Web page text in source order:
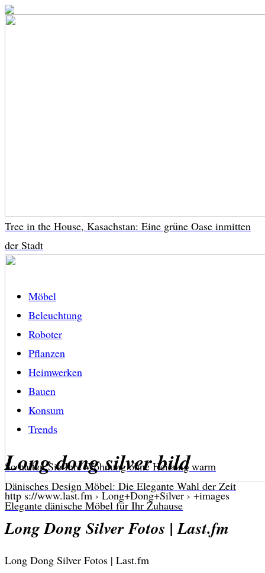
Tree in the House, Kasachstan: Eine grüne Oase inmitten
der Stadt
So halten Sie Ihre Wohnung ohne Heizung warm
Dänisches Design Möbel: Die Elegante Wahl der Zeit
Elegante dänische Möbel für Ihr Zuhause
Möbel
Beleuchtung
Roboter
Pflanzen
Heimwerken
Bauen
Konsum
Trends
Long dong silver bild
http s://www.last.fm › Long+Dong+Silver › +images
Long Dong Silver Fotos | Last.fm
Long Dong Silver Fotos | Last.fm